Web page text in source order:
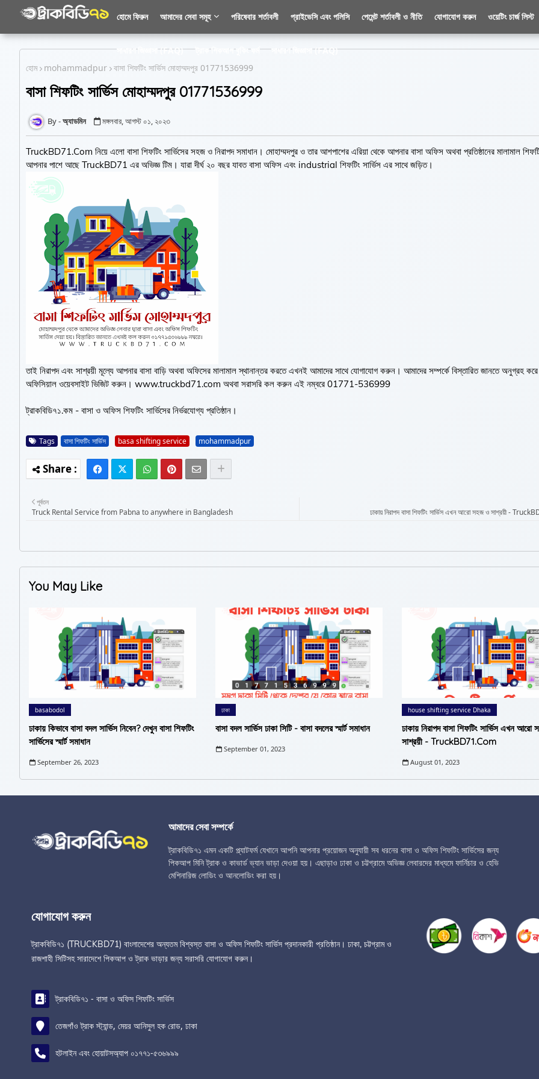
হোমে ফিরুন আমাদের সেবা সমূহ পরিষেবার শর্তাবলী প্রাইভেসি এবং পলিসি পেমেন্ট শর্তাবলী ও নীতি যোগাযোগ করুন ওয়েটিং চার্জ লিস্ট
সাধারণ জিজ্ঞাসা (FAQ) ট্রাক পিকআপ বুকিং ফর্ম
সাধারণ জিজ্ঞাসা (FAQ)
হোম
mohammadpur বাসা শিফটিং সার্ভিস মোহাম্মদপুর 01771536999
বাসা শিফটিং সার্ভিস মোহাম্মদপুর 01771536999
অ্যাডমিন মঙ্গলবার, আগস্ট ০১, ২০২৩
TruckBD71.Com নিয়ে এলো বাসা শিফটিং সার্ভিসের সহজ ও নিরাপদ সমাধান। মোহাম্মদপুর ও তার আশপাশের এরিয়া থেকে আপনার বাসা অফিস অথবা প্রতিষ্ঠানের মালামাল
আপনার পাশে আছে TruckBD71 এর অভিজ্ঞ টিম। যারা দীর্ঘ ২০ বছর যাবত বাসা অফিস এবং industrial শিফটিং সার্ভিস এর সাথে জড়িত।
তাই নিরাপদ এবং সাশ্রয়ী মূল্যে আপনার বাসা বাড়ি অথবা অফিসের মালামাল স্থানান্তর করতে এখনই আমাদের সাথে যোগাযোগ করুন। আমাদের সম্পর্কে বিস্তারিত জানতে অনুগ্রহ
অফিসিয়াল ওয়েবসাইট ভিজিট করুন। www.truckbd71.com অথবা সরাসরি কল করুন এই নম্বরে 01771-536999
ট্রাকবিডি৭১.কম - বাসা ও অফিস শিফটিং সার্ভিসের নির্ভরযোগ্য প্রতিষ্ঠান।
Tags বাসা শিফটিং সার্ভিস basa shifting service mohammadpur
ঢাকায় নিরাপদ বাসা শিফটিং সার্ভিস এখন আরো সহজ ও সাশ্রয়ী -
পূর্বতন
Truck Rental Service from Pabna to anywhere in Bangladesh
You May Like
basabodol
ঢাকায় কিভাবে বাসা বদল সার্ভিস নিবেন? দেখুন বাসা শিফটিং
সার্ভিসের স্মার্ট সমাধান
September 26, 2023
ঢাকা
বাসা বদল সার্ভিস ঢাকা সিটি - বাসা বদলের স্মার্ট সমাধান
September 01, 2023
house shifting service Dhaka
ঢাকায় নিরাপদ বাসা শিফটিং সার্ভিস এখন
সাশ্রয়ী - TruckBD71.Com
August 01, 2023
আমাদের সেবা সম্পর্কে
ট্রাকবিডি৭১ এমন একটি প্ল্যাটফর্ম যেখানে আপনি আপনার প্রয়োজন অনুযায়ী সব ধরনের বাসা ও অফিস শিফটিং সার্ভিসের জন্য
পিকআপ মিনি ট্রাক ও কাভার্ড ভ্যান ভাড়া দেওয়া হয়। এছাড়াও ঢাকা ও চট্টগ্রামে অভিজ্ঞ লেবারদের মাধ্যমে ফার্নিচার ও হেভি
মেশিনারিজ লোডিং ও আনলোডিং করা হয়।
যোগাযোগ করুন
ট্রাকবিডি৭১ (TRUCKBD71) বাংলাদেশের অন্যতম বিশ্বস্ত বাসা ও অফিস শিফটিং সার্ভিস প্রদানকারী প্রতিষ্ঠান। ঢাকা, চট্টগ্রাম ও
রাজশাহী সিটিসহ সারাদেশে পিকআপ ও ট্রাক ভাড়ার জন্য সরাসরি যোগাযোগ করুন।
ট্রাকবিডি৭১ - বাসা ও অফিস শিফটিং সার্ভিস
তেজগাঁও ট্রাক স্ট্যান্ড, মেয়র আনিসুল হক রোড, ঢাকা
হটলাইন এবং হোয়াটসঅ্যাপ ০১৭৭১-৫৩৬৯৯৯